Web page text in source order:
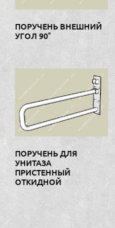
ПОРУЧЕНЬ ВНЕШНИЙ
УГОЛ 90°
ПОРУЧЕНЬ ДЛЯ
УНИТАЗА
ПРИСТЕННЫЙ
ОТКИДНОЙ